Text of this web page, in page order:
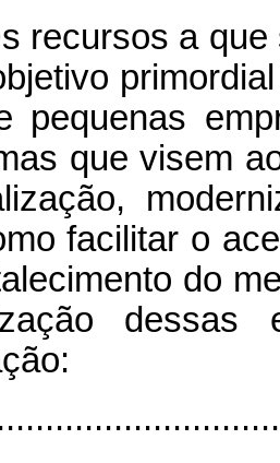
recursos a
pequenas
que visem
facilitar o
do
dessas